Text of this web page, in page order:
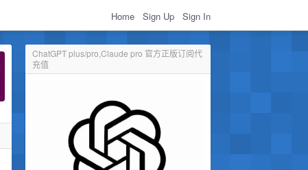
Home Sign Up Sign In
ChatGPT plus/pro,Claude pro 官方正版订阅代
充值